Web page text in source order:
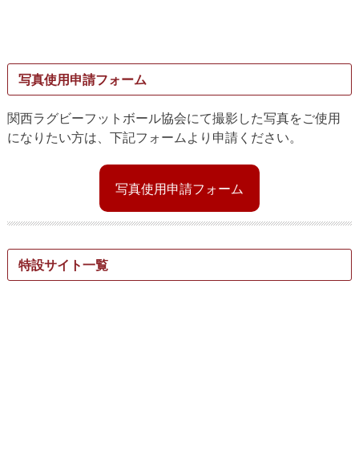
写真使用申請フォーム
関西ラグビーフットボール協会にて撮影した写真をご使用
になりたい方は、下記フォームより申請ください。
写真使用申請フォーム
特設サイト一覧